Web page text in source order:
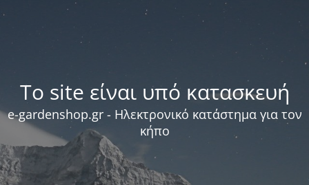
Το site είναι υπό κατασκευή
e-gardenshop.gr - Ηλεκτρονικό κατάστημα για τον
κήπο